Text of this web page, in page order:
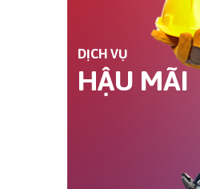
DỊCH VỤ
HẬU MÃI